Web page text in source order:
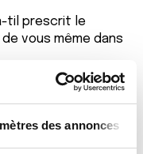
des annonces
til prescrit le
vous même dans
pour la
(troubles du
mais j'ai peur de lui